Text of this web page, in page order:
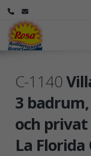
C-1140
3
och
La